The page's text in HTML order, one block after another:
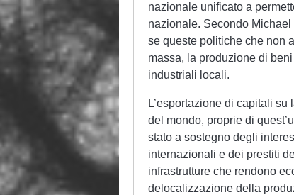
nazionale unificato a
nazionale. Secondo
se queste politiche che non
massa, la produzione di
industriali locali.
L’esportazione di capitali
del mondo, proprie di
stato a sostegno degli
internazionali e dei prestiti
infrastrutture che rendono
delocalizzazione della